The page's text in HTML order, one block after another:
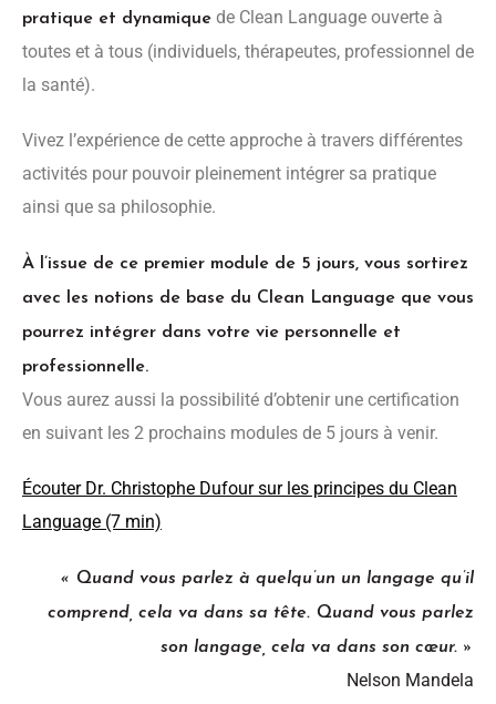
pratique et dynamique de Clean Language ouverte à
toutes et à tous (individuels, thérapeutes, professionnel de
la santé).
Vivez l’expérience de cette approche à travers différentes
activités pour pouvoir pleinement intégrer sa pratique
ainsi que sa philosophie.
À l’issue de ce premier module de 5 jours, vous sortirez
avec les notions de base du Clean Language que vous
pourrez intégrer dans votre vie personnelle et
professionnelle.
Vous aurez aussi la possibilité d’obtenir une certification
en suivant les 2 prochains modules de 5 jours à venir.
Écouter Dr. Christophe Dufour sur les principes du Clean
Language (7 min)
« Quand vous parlez à quelqu’un un langage qu’il
comprend, cela va dans sa tête. Quand vous parlez
son langage, cela va dans son cœur. »
Nelson Mandela